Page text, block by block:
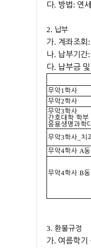
다. 방법: 연
2. 납부
가. 계좌조회 :
나. 납부기간:
다. 납부금
무악1학사
무악2학사
무악3학사
간호대학 학부
응용생명과학
무악3학사 치
무악4학사 A동
무악4학사 B동
3. 환불규정
가. 여름학기